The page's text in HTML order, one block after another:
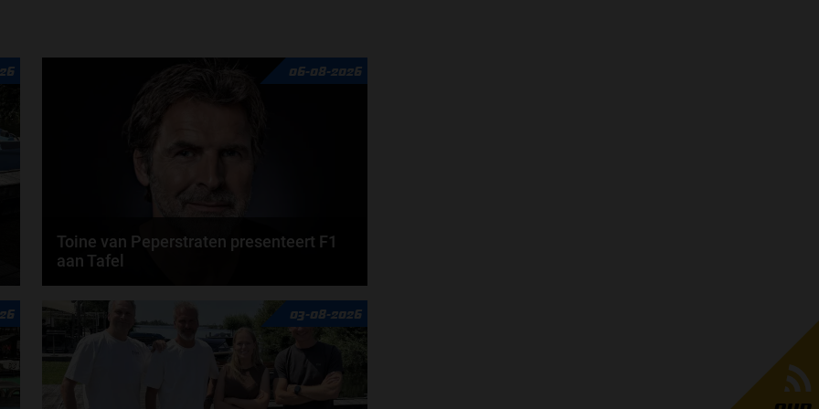
06-08-2026
Toine van Peperstraten presenteert F1
aan Tafel
Rob van Someren, Beitske Visser en Frans
Verschuur schuiven aan in de nieuwe F1 aan Tafel.
Iedere...
door
03-08-2026